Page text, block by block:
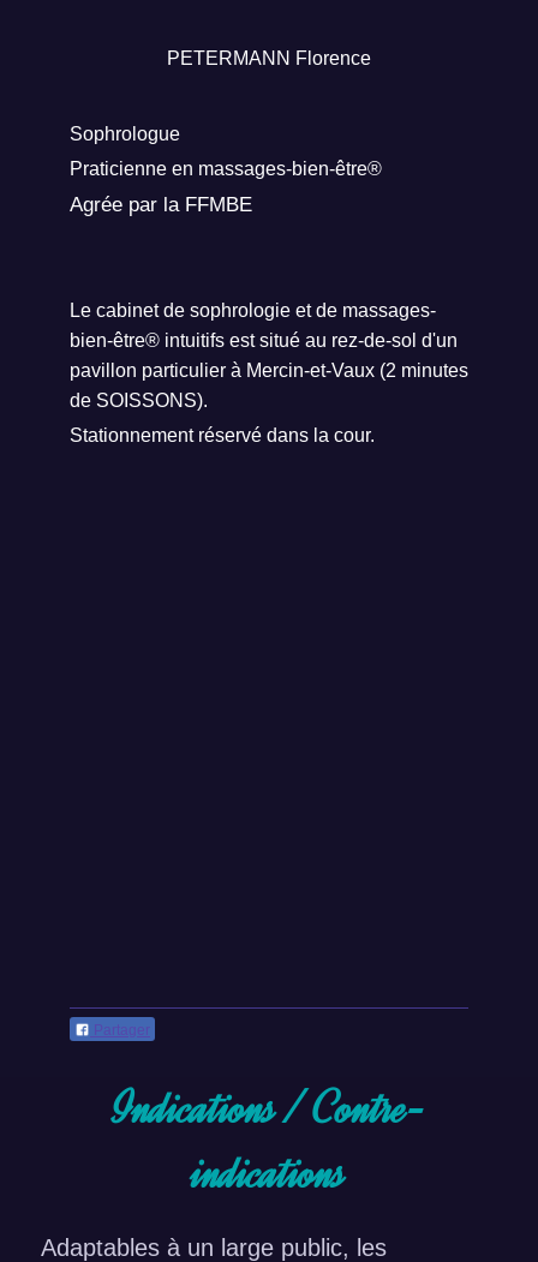
PETERMANN Florence
Sophrologue
Praticienne en massages-bien-être®
Agrée par la FFMBE
Le cabinet de sophrologie et de massages-
bien-être® intuitifs est situé au rez-de-sol d'un
pavillon particulier à Mercin-et-Vaux (2 minutes
de SOISSONS).
Stationnement réservé dans la cour.
Partager
Indications / Contre-
indications
Adaptables à un large public, les